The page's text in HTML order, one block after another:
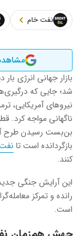
نفت خام
بازار جهانی انرژی
شد؛ جایی که
نیروهای آمریکایی،
ناگهانی مواجه کرد.
بن‌بست رسیدن طرح
بازگردانده است تا
کنند.
این آرایش جنگی
رانده و تمرکز
است.